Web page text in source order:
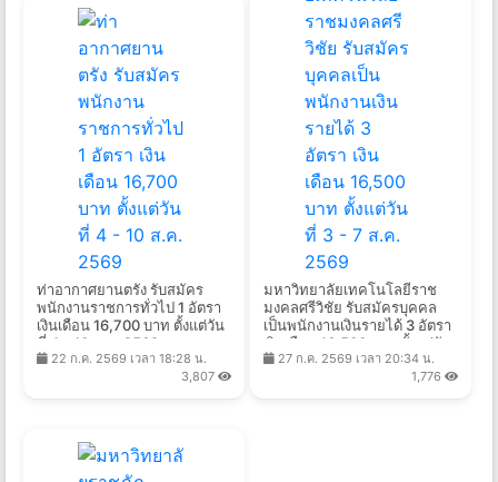
ท่าอากาศยานตรัง รับสมัคร
พนักงานราชการทั่วไป 1 อัตรา
เงินเดือน 16,700 บาท ตั้งแต่วัน
ที่ 4 - 10 ส.ค. 2569
22 ก.ค. 2569 เวลา 18:28 น.
3,807
มหาวิทยาลัยเทคโนโลยีราช
มงคลศรีวิชัย รับสมัครบุคคล
เป็นพนักงานเงินรายได้ 3 อัตรา
เงินเดือน 16,500 บาท ตั้งแต่วัน
ที่ 3 - 7 ส.ค. 2569
27 ก.ค. 2569 เวลา 20:34 น.
1,776